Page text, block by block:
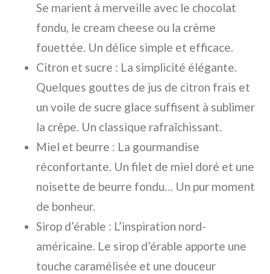
Se marient à merveille avec le chocolat
fondu, le cream cheese ou la crème
fouettée. Un délice simple et efficace.
Citron et sucre : La simplicité élégante.
Quelques gouttes de jus de citron frais et
un voile de sucre glace suffisent à sublimer
la crêpe. Un classique rafraîchissant.
Miel et beurre : La gourmandise
réconfortante. Un filet de miel doré et une
noisette de beurre fondu… Un pur moment
de bonheur.
Sirop d’érable : L’inspiration nord-
américaine. Le sirop d’érable apporte une
touche caramélisée et une douceur